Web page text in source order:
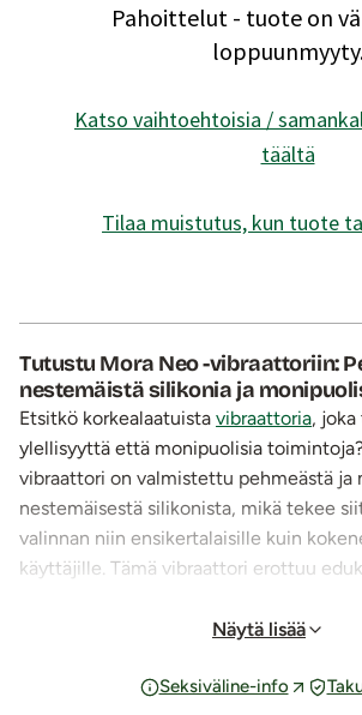
Pahoittelut - tuote on
Katso vaihtoehtoisia /
täältä
Tilaa muistutus, kun tuote
Tutustu Mora Neo -vibraattoriin:
nestemäistä silikonia ja
Etsitkö korkealaatuista vibraattoria, joka
ylellisyyttä että monipuolisia
vibraattori on valmistettu pehmeästä ja
nestemäisestä silikonista, mikä tekee
valinnan niin ensikertalaisille kuin
käyttäjille. Tämä vibraattori erottuu
SVAKOM-sarjan rabbit-vibraattorin
Näytä lisää
Seksiväline-info